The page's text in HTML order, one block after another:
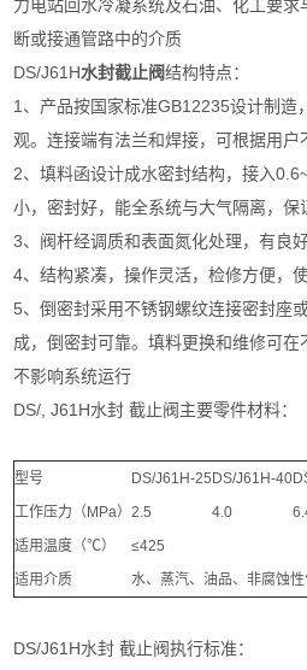
力电站回水冷凝系统及石油、化工要
断或接通管路中的介质
DS/J61H水封截止阀结构特点：
1、产品按国家标准GB12235设计制造
观。连接端有法兰和焊接，可根据用户
2、填料函设计成水密封结构，接入
小，密封好，能全系统与大气隔离，保
3、阀杆经调质和表面氮化处理，有良
4、结构紧凑，操作灵活，检修方便，
5、倒密封采用不锈钢螺纹连接密封座
成，倒密封可靠。填料更换和维修可
不影响系统运行
DS/, J61H水封 截止阀主要零件材料：
型号 DS/J61H-25DS/J61H-40
工作压力（MPa）2.5 4.0
适用温度（℃）
≤425
适用介质
水、蒸汽、油品、非腐蚀
DS/J61H水封 截止阀执行标准：